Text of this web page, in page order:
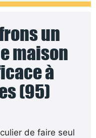
un
maison
à
(95)
de faire seul